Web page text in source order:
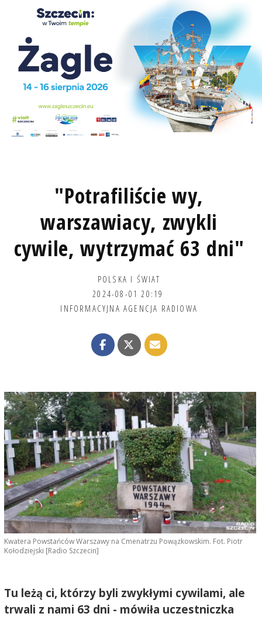
"Potrafiliście wy,
warszawiacy, zwykli
cywile, wytrzymać 63 dni"
POLSKA I ŚWIAT
2024-08-01 20:19
INFORMACYJNA AGENCJA RADIOWA
Kwatera Powstańców Warszawy na Cmenatrzu Powązkowskim. Fot. Piotr
Kołodziejski [Radio Szczecin]
Tu leżą ci, którzy byli zwykłymi cywilami, ale
trwali z nami 63 dni - mówiła uczestniczka